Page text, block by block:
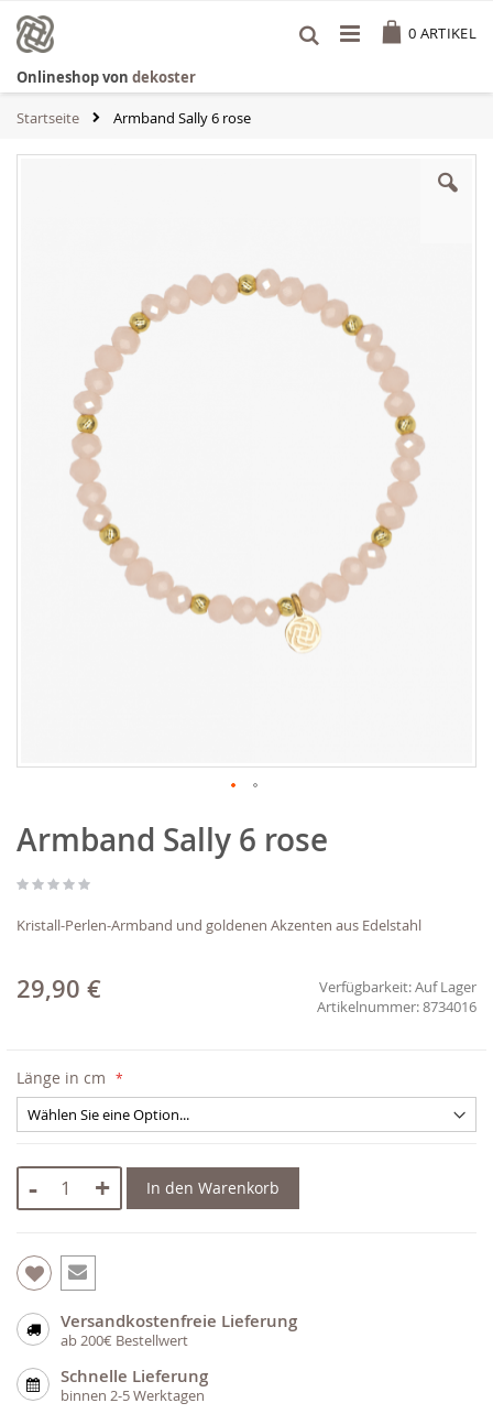
Inhalt
springen
0 ARTIKEL
Onlineshop von dekoster
Startseite Armband Sally 6 rose
Anfang
der
springen
Armband Sally 6 rose
Kristall-Perlen-Armband und goldenen Akzenten aus Edelstahl
29,90 € Verfügbarkeit:Auf Lager
8734016
Länge in cm
- + In den Warenkorb
Versandkostenfreie Lieferung
ab 200€ Bestellwert
Schnelle Lieferung
binnen 2-5 Werktagen